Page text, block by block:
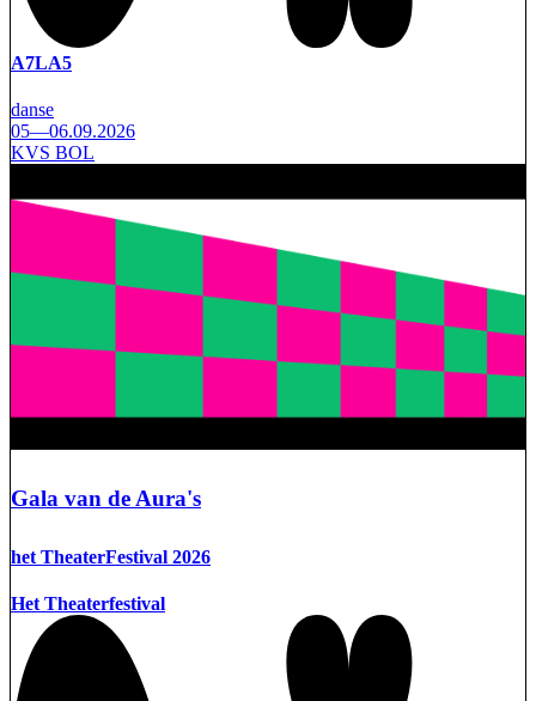
A7LA5
danse
05—06.09.2026
KVS BOL
Gala van de Aura's
het TheaterFestival 2026
Het Theaterfestival